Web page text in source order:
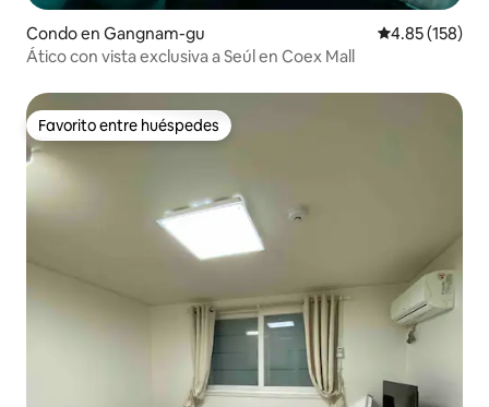
Condo en Gangnam-gu Calificación
4.85 (158)
Ático con vista exclusiva a Seúl en Coex Mall
Favorito entre huéspedes
Favorito entre huéspedes